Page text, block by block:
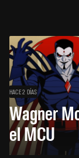
HACE 2 DÍAS
Wagner
el MCU